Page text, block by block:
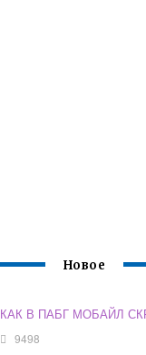
Новое
КАК В ПАБГ МОБАЙЛ
9498